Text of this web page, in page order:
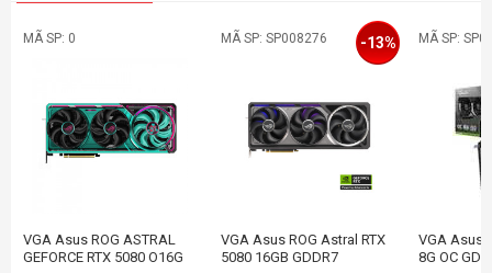
MÃ SP: 0
VGA Asus ROG ASTRAL
GEFORCE RTX 5080 O16G
MÃ SP: SP008276
VGA Asus ROG Astral RTX
5080 16GB GDDR7
-13% MÃ SP:
VGA Asus
8G OC